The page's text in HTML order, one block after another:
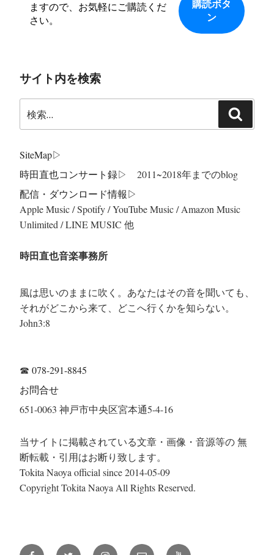
ますので、お気軽にご購読くだ
さい。
サイト内を検索
索:
索
SiteMap▷
時田直也コンサート録▷ 2011~2018年までのblog
配信・ダウンロード情報▷
Apple Music / Spotify / YouTube Music / Amazon Music
Unlimited / LINE MUSIC 他
時田直也音楽事務所
風は思いのままに吹く。あなたはその音を聞いても、
それがどこから来て、どこへ行くかを知らない。
John3:8
☎ 078-291-8845
お問合せ
651-0063 神戸市中央区宮本通5-4-16
当サイトに掲載されている文章・画像・音源等の 無
断転載・引用はお断り致します。
Tokita Naoya official since 2014-05-09
Copyright Tokita Naoya All Rights Reserved.
Facebook Twitter Instagramメ YouTube